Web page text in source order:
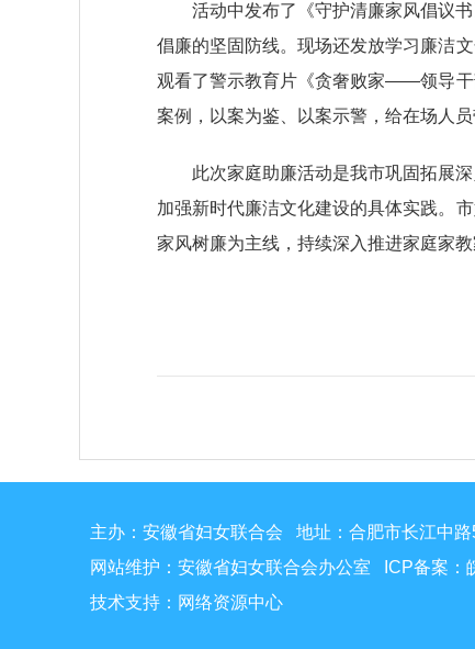
活动中发布了《守护清廉家风倡议
倡廉的坚固防线。现场还发放学习廉洁
观看了警示教育片《贪奢败家——领导干
案例，以案为鉴、以案示警，给在场人
此次家庭助廉活动是我市巩固拓展
加强新时代廉洁文化建设的具体实践。
家风树廉为主线，持续深入推进家庭家
主办：安徽省妇女联合会 地址：合肥市长江中路
网站维护：安徽省妇女联合会办公室 ICP备案：
技术支持：网络资源中心